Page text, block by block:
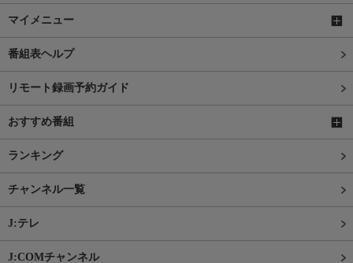
マイメニュー
番組表ヘルプ
リモート録画予約ガイド
おすすめ番組
ランキング
チャンネル一覧
J:テレ
J:COMチャンネル